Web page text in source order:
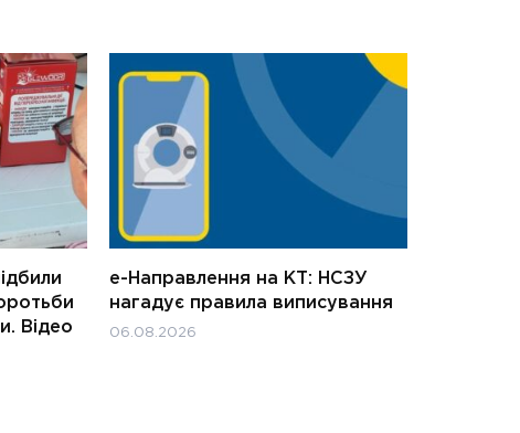
Відео
е-Направлення на КТ: НСЗУ
нагадує правила виписування
06.08.2026